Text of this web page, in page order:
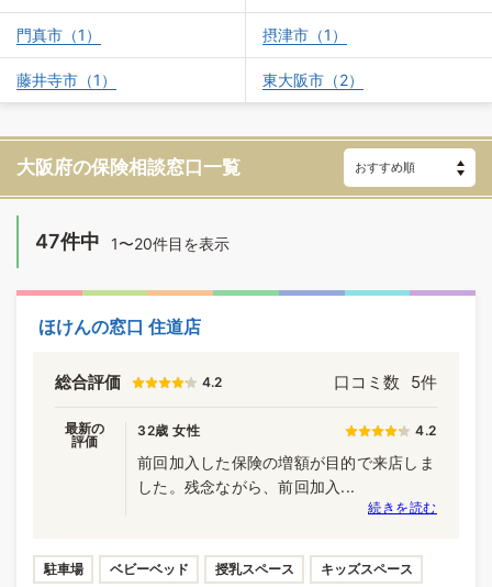
門真市（1） 摂津市（1）
藤井寺市（1） 東大阪市（2）
大阪府の保険相談窓口一覧
47件中 1〜20件目を表示
ほけんの窓口 住道店
総合評価 4.2 口コミ数 5件
最新の
評価
32歳 女性 4.2
前回加入した保険の増額が目的で来店しま
した。残念ながら、前回加入...
続きを読む
駐車場 ベビーベッド 授乳スペース キッズスペース